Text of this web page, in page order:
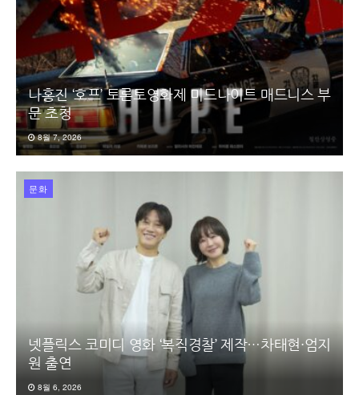
나홍진 ‘호프’ 토론토영화제 미드나이트 매드니스 부
문 초청
8월 7, 2026
문화
넷플릭스 코미디 영화 ‘복직경찰’ 제작…차태현·엄지
원 출연
8월 6, 2026